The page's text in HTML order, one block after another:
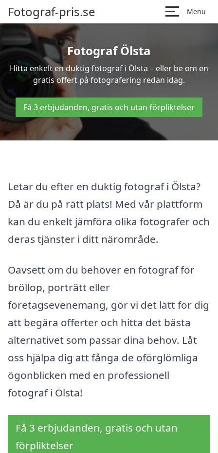
Fotograf-pris.se Menu
Fotograf Ölsta
Hitta enkelt en duktig fotograf i Ölsta – eller be om en
gratis offert på fotografering redan idag.
Få 3 erbjudanden, gratis och utan förpliktelser
Letar du efter en duktig fotograf i Ölsta?
Då är du på rätt plats! Med vår plattform
kan du enkelt jämföra olika fotografer och
deras tjänster i ditt närområde.
Oavsett om du behöver en fotograf för
bröllop, porträtt eller
företagsevenemang, gör vi det lätt för dig
att begära offerter och hitta det bästa
alternativet som passar dina behov. Låt
oss hjälpa dig att fånga de oförglömliga
ögonblicken med en professionell
fotograf i Ölsta!
Få 3 erbjudanden, gratis och utan
förpliktelser